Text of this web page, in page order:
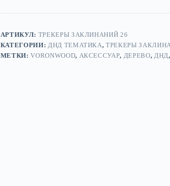
АРТИКУЛ: ТРЕКЕРЫ ЗАКЛИНАНИЙ 26
КАТЕГОРИИ: ДНД ТЕМАТИКА,ТРЕКЕРЫ
МЕТКИ:VORONWOOD, АКСЕССУАР, ДЕРЕВО, ДНД,